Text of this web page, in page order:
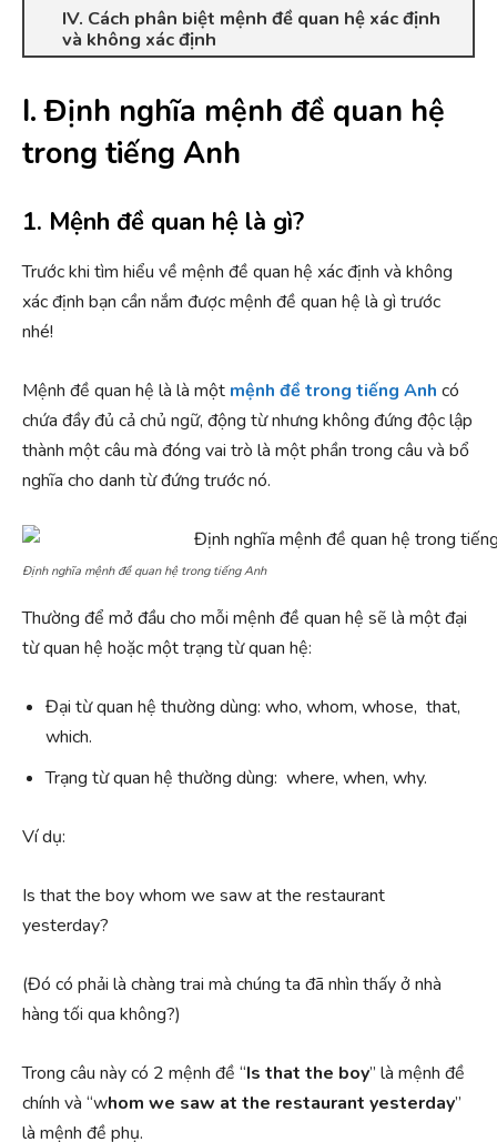
IV. Cách phân biệt mệnh đề quan hệ xác định
và không xác định
I. Định nghĩa mệnh đề quan hệ
trong tiếng Anh
1. Mệnh đề quan hệ là gì?
Trước khi tìm hiểu về mệnh đề quan hệ xác định và không
xác định bạn cần nắm được mệnh đề quan hệ là gì trước
nhé!
Mệnh đề quan hệ là là một mệnh đề trong tiếng Anh có
chứa đầy đủ cả chủ ngữ, động từ nhưng không đứng độc lập
thành một câu mà đóng vai trò là một phần trong câu và bổ
nghĩa cho danh từ đứng trước nó.
Định nghĩa mệnh đề quan hệ trong tiếng Anh
Thường để mở đầu cho mỗi mệnh đề quan hệ sẽ là một đại
từ quan hệ hoặc một trạng từ quan hệ:
Đại từ quan hệ thường dùng: who, whom, whose, that,
which.
Trạng từ quan hệ thường dùng: where, when, why.
Ví dụ:
Is that the boy whom we saw at the restaurant
yesterday?
(Đó có phải là chàng trai mà chúng ta đã nhìn thấy ở nhà
hàng tối qua không?)
Trong câu này có 2 mệnh đề “Is that the boy” là mệnh đề
chính và “whom we saw at the restaurant yesterday”
là mệnh đề phụ.